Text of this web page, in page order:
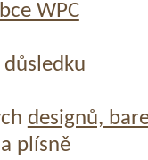
WPC
designů,
plísně